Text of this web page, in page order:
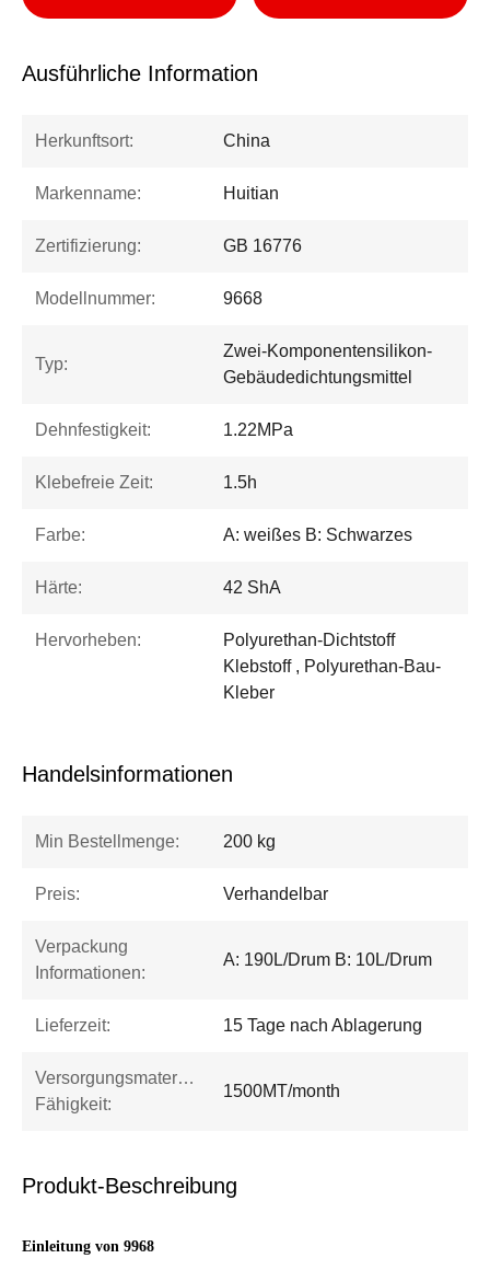
Ausführliche Information
Herkunftsort: China
Markenname: Huitian
Zertifizierung: GB 16776
Modellnummer: 9668
Typ:
Zwei-Komponentensilikon-
Gebäudedichtungsmittel
Dehnfestigkeit: 1.22MPa
Klebefreie Zeit: 1.5h
Farbe: A: weißes B: Schwarzes
Härte: 42 ShA
Hervorheben:
Polyurethan-Dichtstoff
Klebstoff , Polyurethan-Bau-
Kleber
Handelsinformationen
Min Bestellmenge: 200 kg
Preis: Verhandelbar
Verpackung
Informationen:
A: 190L/Drum B: 10L/Drum
Lieferzeit: 15 Tage nach Ablagerung
Versorgungsmaterial-
Fähigkeit:
1500MT/month
Produkt-Beschreibung
Einleitung von 9968